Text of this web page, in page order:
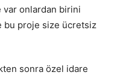
var onlardan birini
bu proje size ücretsiz
sonra özel idare